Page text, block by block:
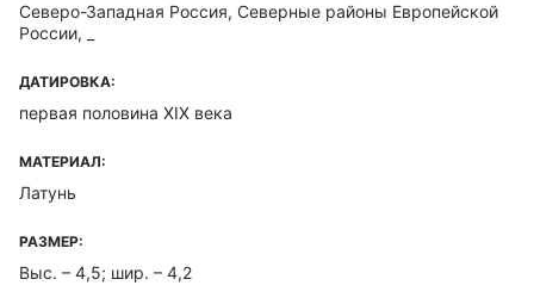
Северо-Западная Россия, Северные районы Европейской
России, _
ДАТИРОВКА:
первая половина XIX века
МАТЕРИАЛ:
Латунь
РАЗМЕР:
Выс. – 4,5; шир. – 4,2